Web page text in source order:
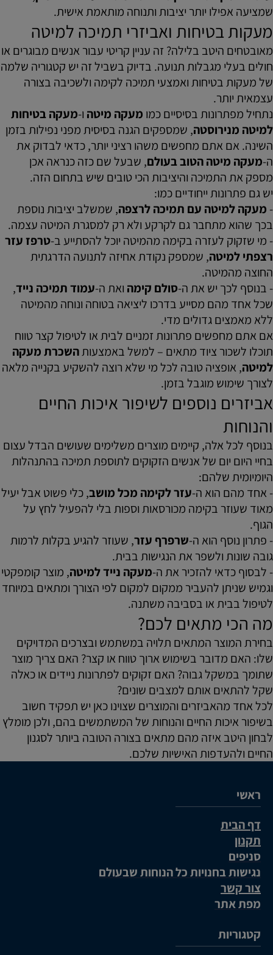
שמציעה אפילו יותר יציבות ותנוחה מותאמת אישית.
מעקות בטיחות ואביזרי תמיכה למיטה
מאובטחים היטב בלילה? זה עניין קריטי עבור אנשים מבוגרים או
חולים בעלי מגבלות תנועה. בדיוק בשביל זה יש קטגוריה שלמה
של מעקות בטיחות ואמצעי תמיכה לקימה ולשכיבה בצורה
עצמאית יותר.
נתחיל מפתרונות בסיסיים כמו מעקה מיטה ו-מעקה בטיחות
למיטה מנירוסטה, שמספקים הגנה בסיסית מפני נפילות בזמן
השינה. אם אתם מחפשים משהו רציני יותר, כדאי לבדוק את
ה-מעקה מיטה הטוב בעולם, שבעל שם כזה כנראה אכן
מספק את התמיכה והיציבות הכי טובים שיש בתחום הזה.
יש גם פתרונות ייחודיים כמו:
- מעקה למיטה עם תמיכה לרצפה, שמשלב יציבות נוספת
בכך שהוא מתחבר גם לקרקע ולא רק למסגרת המיטה עצמה.
- מי שזקוק לעזרה בקימה מהמיטה יוכל להסתייע ב-טרפז עזר
רצפתי למיטה, שמספק נקודת אחיזה לתנועה הדרגתית
החוצה מהמיטה.
- בנוסף לכך יש את ה-סולם קימה ואת ה-עמוד תמיכה נייד,
שכל אחד מהם מסייע בדרכו ליציאה בטוחה ונוחה מהמיטה
ללא מאמצים גדולים מדי.
אם אתם מחפשים פתרונות זמניים לבית או לטיפול קצר טווח
תוכלו לשכור ציוד מתאים – למשל באמצעותהשכרת מעקה
למיטה, אופציה טובה לכל מי שלא רוצה להשקיע בקנייה מלאה
לצורך שימוש מוגבל בזמן.
אביזרים נוספים לשיפור איכות החיים
והנוחות
בנוסף לכל אלה, קיימים מוצרים משלימים שעושים הבדל עצום
בחיי היום יום של אנשים הזקוקים לתוספת תמיכה בהתנהלות
היומיומית שלהם:
- אחד מהם הוא ה-עזר לקימה מכל מושב, כלי פשוט אבל יעיל
מאוד שעוזר בקימה מכורסאות וספות בלי להפעיל לחץ על
הגוף.
- פתרון נוסף הוא ה-שרפרף עזר, שעוזר להגיע בקלות לרמות
גובה שונות ולשפר את הנגישות בבית.
- לבסוף כדאי להזכיר את ה-מעקה נייד למיטה, מוצר קומפקטי
וגמיש שניתן להעביר ממקום למקום לפי הצורך ומתאים במיוחד
לטיפול בבית או בסביבה משתנה.
מה הכי מתאים לכם?
בחירת המוצר המתאים תלויה במשתמש ובצרכים המדויקים
שלו: האם מדובר בשימוש ארוך טווח או קצר? האם צריך מוצר
שתומך במשקל גבוה? האם זקוקים לפתרונות ניידים או כאלה
שקל להתאים אותם למצבים שונים?
לכל אחד מהאביזרים והמוצרים שצוינו כאן יש תפקיד חשוב
בשיפור איכות החיים והנוחות של המשתמשים בהם, ולכן מומלץ
לבחון היטב איזה מהם מתאים בצורה הטובה ביותר לסגנון
החיים ולהעדפות האישיות שלכם.
ראשי
דף הבית
תקנון
סניפים
נגישות בחנויות כל הנוחות שבעולם
צור קשר
מפת אתר
קטגוריות